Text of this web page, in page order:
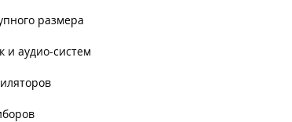
размера
и аудио-систем